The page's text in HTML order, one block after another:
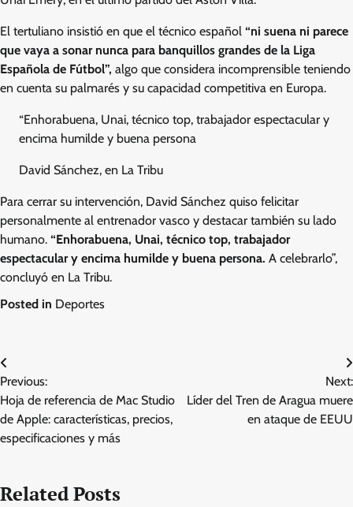
El tertuliano insistió en que el técnico español “ni suena ni parece
que vaya a sonar nunca para banquillos grandes de la Liga
Española de Fútbol”, algo que considera incomprensible teniendo
en cuenta su palmarés y su capacidad competitiva en Europa.
“Enhorabuena, Unai, técnico top, trabajador espectacular y
encima humilde y buena persona
David Sánchez, en La Tribu
Para cerrar su intervención, David Sánchez quiso felicitar
personalmente al entrenador vasco y destacar también su lado
humano. “Enhorabuena, Unai, técnico top, trabajador
espectacular y encima humilde y buena persona. A celebrarlo”,
concluyó en La Tribu.
Posted in Deportes
Post
navigation
Previous:
Hoja de referencia de Mac Studio
de Apple: características, precios,
especificaciones y más
Next:
Líder del Tren de Aragua muere
en ataque de EEUU
Related Posts